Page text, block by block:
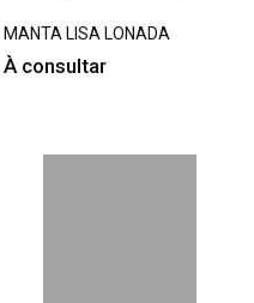
MANTA LISA LONADA
À consultar